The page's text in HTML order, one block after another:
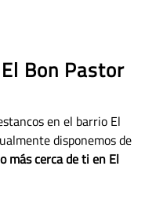
Bon Pastor
en el barrio El
disponemos de
más cerca de ti en El